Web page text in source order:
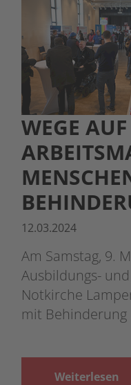
WEGE
12.03.2024
Am Samstag, 9.
Ausbildungs- und
Notkirche
mit
Weiterlesen